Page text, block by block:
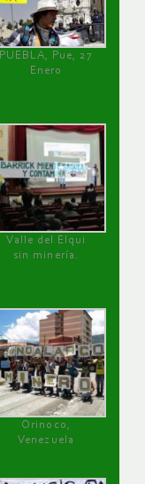
PUEBLA, Pue, 27
Enero
Valle del Elqui
sin minería.
Orinoco,
Venezuela